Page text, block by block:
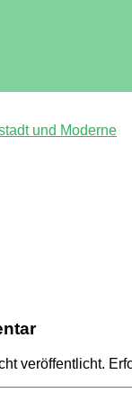
und Moderne
veröffentlicht.